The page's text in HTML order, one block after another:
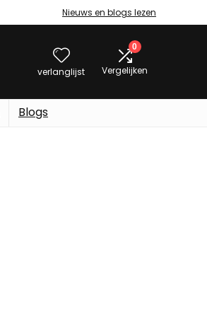
Nieuws en blogs lezen
verlanglijst
0
Vergelijken
Blogs